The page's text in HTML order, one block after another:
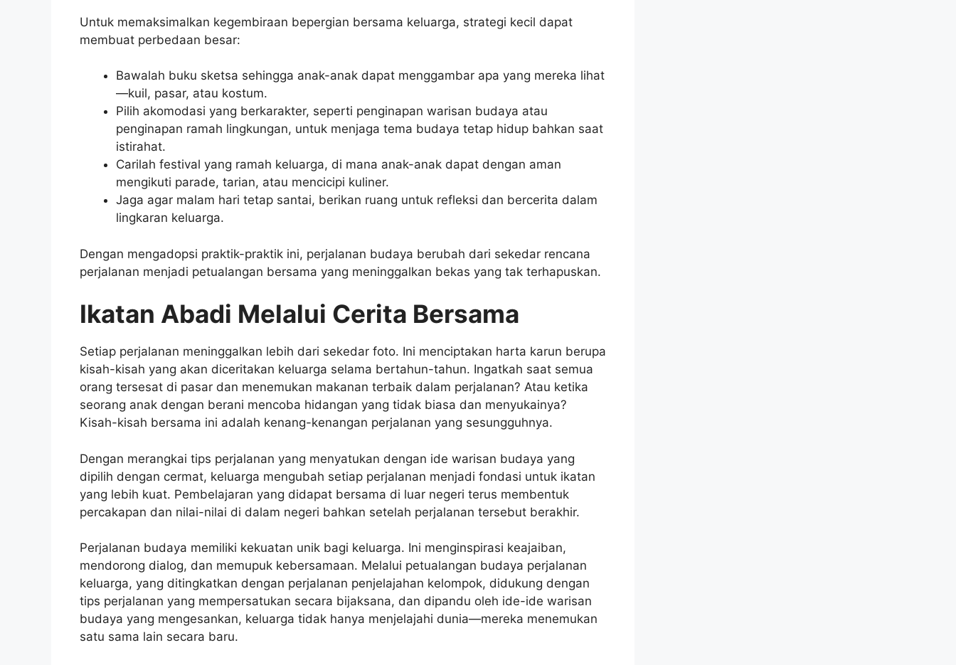
Untuk memaksimalkan kegembiraan bepergian bersama keluarga, strategi kecil dapat
membuat perbedaan besar:
Bawalah buku sketsa sehingga anak-anak dapat menggambar apa yang mereka lihat
—kuil, pasar, atau kostum.
Pilih akomodasi yang berkarakter, seperti penginapan warisan budaya atau
penginapan ramah lingkungan, untuk menjaga tema budaya tetap hidup bahkan saat
istirahat.
Carilah festival yang ramah keluarga, di mana anak-anak dapat dengan aman
mengikuti parade, tarian, atau mencicipi kuliner.
Jaga agar malam hari tetap santai, berikan ruang untuk refleksi dan bercerita dalam
lingkaran keluarga.
Dengan mengadopsi praktik-praktik ini, perjalanan budaya berubah dari sekedar rencana
perjalanan menjadi petualangan bersama yang meninggalkan bekas yang tak terhapuskan.
Ikatan Abadi Melalui Cerita Bersama
Setiap perjalanan meninggalkan lebih dari sekedar foto. Ini menciptakan harta karun berupa
kisah-kisah yang akan diceritakan keluarga selama bertahun-tahun. Ingatkah saat semua
orang tersesat di pasar dan menemukan makanan terbaik dalam perjalanan? Atau ketika
seorang anak dengan berani mencoba hidangan yang tidak biasa dan menyukainya?
Kisah-kisah bersama ini adalah kenang-kenangan perjalanan yang sesungguhnya.
Dengan merangkai tips perjalanan yang menyatukan dengan ide warisan budaya yang
dipilih dengan cermat, keluarga mengubah setiap perjalanan menjadi fondasi untuk ikatan
yang lebih kuat. Pembelajaran yang didapat bersama di luar negeri terus membentuk
percakapan dan nilai-nilai di dalam negeri bahkan setelah perjalanan tersebut berakhir.
Perjalanan budaya memiliki kekuatan unik bagi keluarga. Ini menginspirasi keajaiban,
mendorong dialog, dan memupuk kebersamaan. Melalui petualangan budaya perjalanan
keluarga, yang ditingkatkan dengan perjalanan penjelajahan kelompok, didukung dengan
tips perjalanan yang mempersatukan secara bijaksana, dan dipandu oleh ide-ide warisan
budaya yang mengesankan, keluarga tidak hanya menjelajahi dunia—mereka menemukan
satu sama lain secara baru.